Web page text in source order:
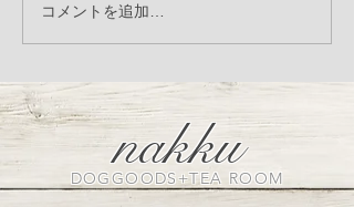
フォトブース 〜マリー
アントワネットの世界
コメントを追加…
nakku
DOGGOODS+TEA ROOM